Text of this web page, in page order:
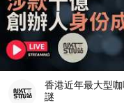
香港近年最大型
謎